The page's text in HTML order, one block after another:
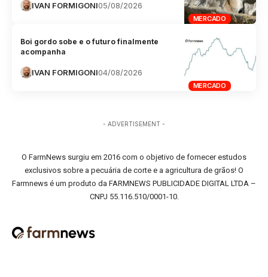
MERCADO
IVAN FORMIGONI05/08/2026
MERCADO
Boi gordo sobe e o futuro finalmente
acompanha
IVAN FORMIGONI04/08/2026
- ADVERTISEMENT -
O FarmNews surgiu em 2016 com o objetivo de fornecer estudos
exclusivos sobre a pecuária de corte e a agricultura de grãos! O
Farmnews é um produto da FARMNEWS PUBLICIDADE DIGITAL LTDA –
CNPJ 55.116.510/0001-10.